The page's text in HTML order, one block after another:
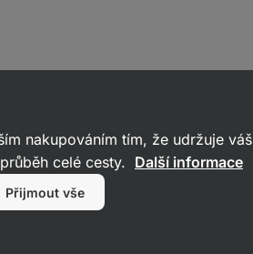
nakupováním tím, že udržuje váš
celé cesty. Další informace
Přijmout vše